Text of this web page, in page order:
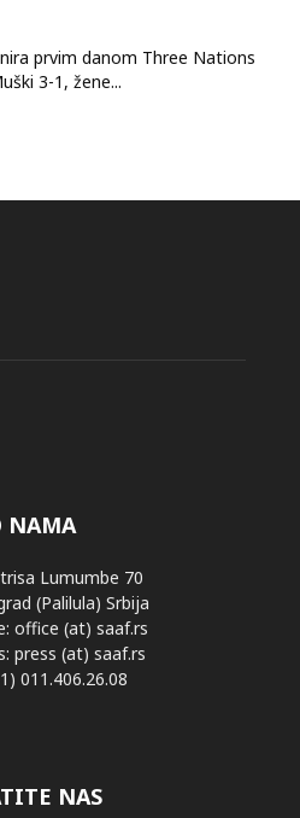
prvim danom Three Nations
3-1, žene...
NAMA
Lumumbe 70
(Palilula) Srbija
office (at) saaf.rs
press (at) saaf.rs
011.406.26.08
NAS